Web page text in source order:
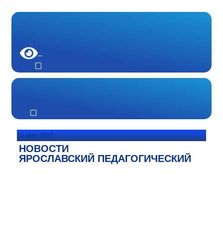
10 мая 2017
НОВОСТИ
ЯРОСЛАВСКИЙ ПЕДАГОГИЧЕСКИЙ